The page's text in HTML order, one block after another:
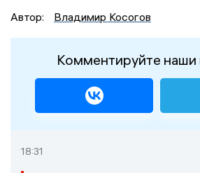
Автор:
Владимир Косогов
Комментируйте наши
18:31